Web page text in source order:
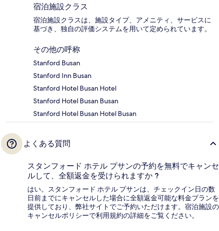
宿泊施設クラス
宿泊施設クラスは、施設タイプ、アメニティ、サービスに
基づき、独自の評価システムを用いて定められています。
その他の呼称
Stanford Busan
Stanford Inn Busan
Stanford Hotel Busan Hotel
Stanford Hotel Busan Busan
Stanford Hotel Busan Hotel Busan
よくある質問
スタンフォード ホテル プサンの予約を無料でキャンセ
ルして、全額返金を受けられますか ?
はい。スタンフォード ホテル プサンは、チェックイン日の数
日前までにキャンセルした場合に全額返金可能な料金プランを
提供しており、弊社サイトでご予約いただけます。宿泊施設の
キャンセルポリシーで利用規約の詳細をご覧ください。